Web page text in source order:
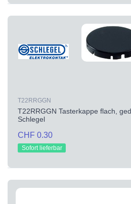
T22RRGGN
T22RRGGN Tasterkappe flach,
Schlegel
CHF 0.30
Sofort lieferbar